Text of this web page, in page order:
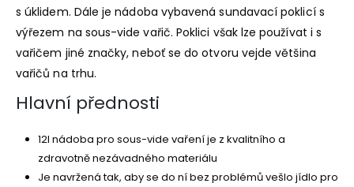
s úklidem. Dále je nádoba vybavená sundavací poklicí s
výřezem na sous-vide vařič. Poklici však lze používat i s
vařičem jiné značky, neboť se do otvoru vejde většina
vařičů na trhu.
Hlavní přednosti
12l nádoba pro sous-vide vaření je z kvalitního a
zdravotně nezávadného materiálu
Je navržená tak, aby se do ní bez problémů vešlo jídlo pro